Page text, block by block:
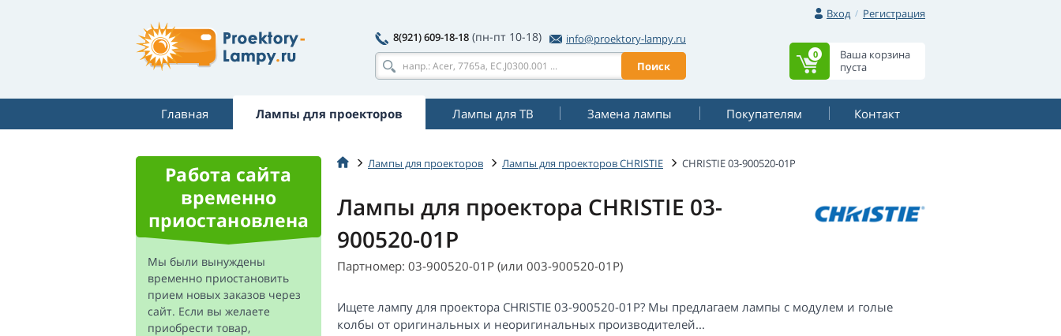
Вход
Регистрация
8(921) 609-18-18 (пн-пт 10-18)
info@proektory-lampy.ru
Поиск
Ваша корзина
пуста
0
Главная Лампы для проекторов Лампы для ТВ Замена лампы Покупателям Контакт
Лампы для проекторов Лампы для проекторов CHRISTIE CHRISTIE 03-900520-01P
Лампы для проектора CHRISTIE 03-
900520-01P
Партномер: 03-900520-01P (или 003-900520-01P)
Ищете лампу для проектора CHRISTIE 03-900520-01P? Мы предлагаем лампы с модулем и голые
колбы от оригинальных и неоригинальных производителей...
Работа сайта
временно
приостановлена
Мы были вынуждены
временно приостановить
прием новых заказов через
сайт. Если вы желаете
приобрести товар,